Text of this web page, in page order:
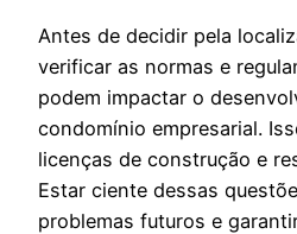
Antes de decidir pela
verificar as normas e
podem impactar o
condomínio empresarial.
licenças de construção e
Estar ciente dessas
problemas futuros e